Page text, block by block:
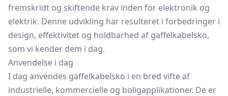
fremskridt og skiftende krav inden for elektronik og
elektrik. Denne udvikling har resulteret i forbedringer i
design, effektivitet og holdbarhed af gaffelkabelsko,
som vi kender dem i dag.
Anvendelse i dag
I dag anvendes gaffelkabelsko i en bred vifte af
industrielle, kommercielle og boligapplikationer. De er